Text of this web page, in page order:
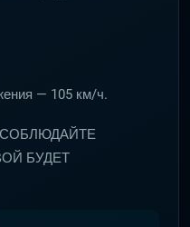
— 105 км/ч.
СОБЛЮДАЙТЕ
БУДЕТ